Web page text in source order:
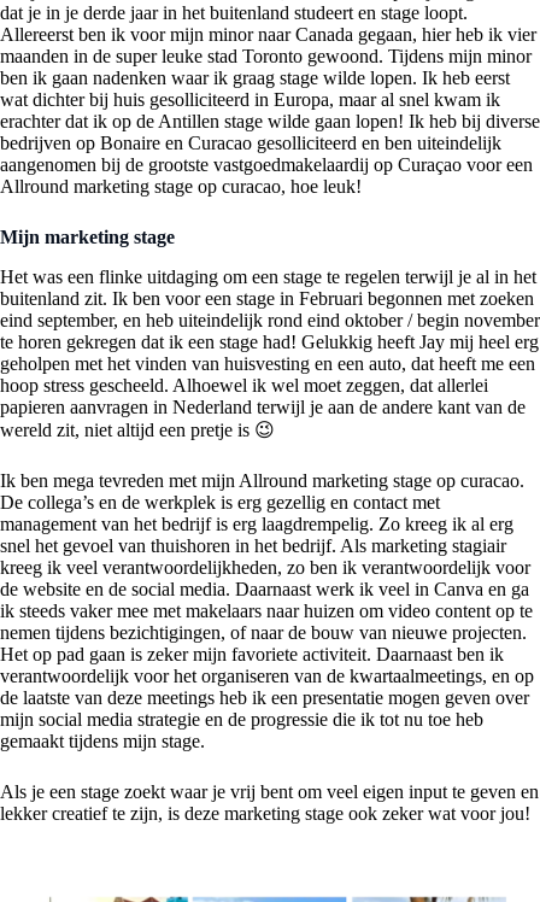
dat je in je derde jaar in het buitenland studeert en stage loopt.
Allereerst ben ik voor mijn minor naar Canada gegaan, hier heb ik vier
maanden in de super leuke stad Toronto gewoond. Tijdens mijn minor
ben ik gaan nadenken waar ik graag stage wilde lopen. Ik heb eerst
wat dichter bij huis gesolliciteerd in Europa, maar al snel kwam ik
erachter dat ik op de Antillen stage wilde gaan lopen! Ik heb bij diverse
bedrijven op Bonaire en Curacao gesolliciteerd en ben uiteindelijk
aangenomen bij de grootste vastgoedmakelaardij op Curaçao voor een
Allround marketing stage op curacao, hoe leuk!
Mijn marketing stage
Het was een flinke uitdaging om een stage te regelen terwijl je al in het
buitenland zit. Ik ben voor een stage in Februari begonnen met zoeken
eind september, en heb uiteindelijk rond eind oktober / begin november
te horen gekregen dat ik een stage had! Gelukkig heeft Jay mij heel erg
geholpen met het vinden van huisvesting en een auto, dat heeft me een
hoop stress gescheeld. Alhoewel ik wel moet zeggen, dat allerlei
papieren aanvragen in Nederland terwijl je aan de andere kant van de
wereld zit, niet altijd een pretje is 😉
Ik ben mega tevreden met mijn Allround marketing stage op curacao.
De collega’s en de werkplek is erg gezellig en contact met
management van het bedrijf is erg laagdrempelig. Zo kreeg ik al erg
snel het gevoel van thuishoren in het bedrijf. Als marketing stagiair
kreeg ik veel verantwoordelijkheden, zo ben ik verantwoordelijk voor
de website en de social media. Daarnaast werk ik veel in Canva en ga
ik steeds vaker mee met makelaars naar huizen om video content op te
nemen tijdens bezichtigingen, of naar de bouw van nieuwe projecten.
Het op pad gaan is zeker mijn favoriete activiteit. Daarnaast ben ik
verantwoordelijk voor het organiseren van de kwartaalmeetings, en op
de laatste van deze meetings heb ik een presentatie mogen geven over
mijn social media strategie en de progressie die ik tot nu toe heb
gemaakt tijdens mijn stage.
Als je een stage zoekt waar je vrij bent om veel eigen input te geven en
lekker creatief te zijn, is deze marketing stage ook zeker wat voor jou!